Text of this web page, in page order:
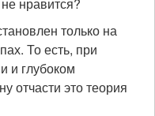
только на
То есть, при
и глубоком
отчасти это теория